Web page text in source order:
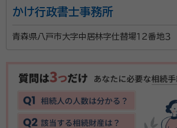
いものです。 そうしたお客様のお役に
業務を行っております。 お客様に寄り添った対応を心が
資格等：行政書士
かけ行政書士事務所
青森県八戸市大字中居林字仕替場１２番地３